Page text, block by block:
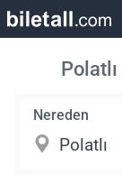
Nereden